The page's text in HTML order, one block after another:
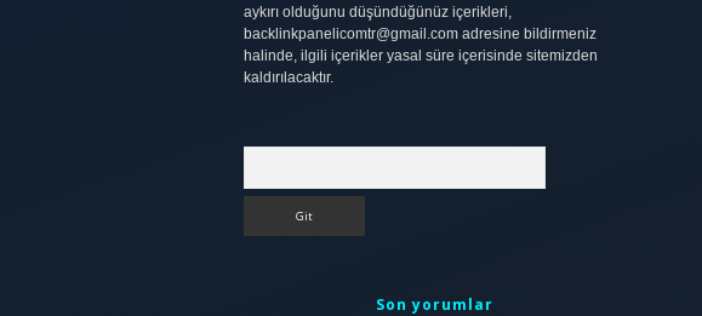
aykırı olduğunu düşündüğünüz içerikleri,
backlinkpanelicomtr@gmail.comadresine bildirmeniz
halinde, ilgili içerikler yasal süre içerisinde sitemizden
kaldırılacaktır.
Son yorumlar